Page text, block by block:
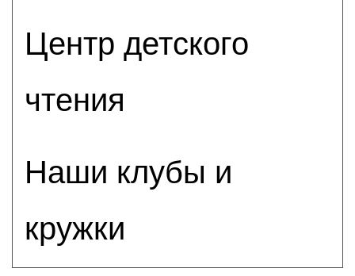
Центр детского
чтения
Наши клубы и
кружки